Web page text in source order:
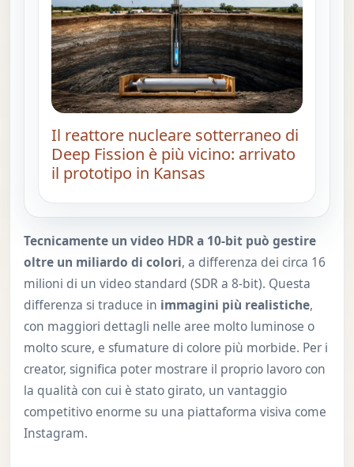
Il reattore nucleare sotterraneo di
Deep Fission è più vicino: arrivato
il prototipo in Kansas
Tecnicamente un video HDR a 10-bit può gestire
oltre un miliardo di colori, a differenza dei circa 16
milioni di un video standard (SDR a 8-bit). Questa
differenza si traduce in immagini più realistiche,
con maggiori dettagli nelle aree molto luminose o
molto scure, e sfumature di colore più morbide. Per i
creator, significa poter mostrare il proprio lavoro con
la qualità con cui è stato girato, un vantaggio
competitivo enorme su una piattaforma visiva come
Instagram.